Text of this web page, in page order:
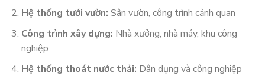
Hệ thống tưới vườn: Sân vườn, công trình cảnh quan
Công trình xây dựng: Nhà xưởng, nhà máy, khu công
nghiệp
Hệ thống thoát nước thải: Dân dụng và công nghiệp